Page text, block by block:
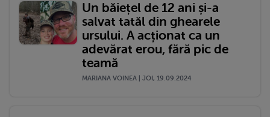
Un băiețel de 12 ani și-a
salvat tatăl din ghearele
ursului. A acționat ca un
adevărat erou, fără pic de
teamă
MARIANA VOINEA | JOI, 19.09.2024